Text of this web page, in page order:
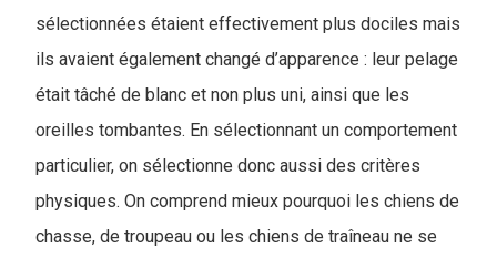
sélectionnées étaient effectivement plus dociles mais
ils avaient également changé d’apparence : leur pelage
était tâché de blanc et non plus uni, ainsi que les
oreilles tombantes. En sélectionnant un comportement
particulier, on sélectionne donc aussi des critères
physiques. On comprend mieux pourquoi les chiens de
chasse, de troupeau ou les chiens de traîneau ne se